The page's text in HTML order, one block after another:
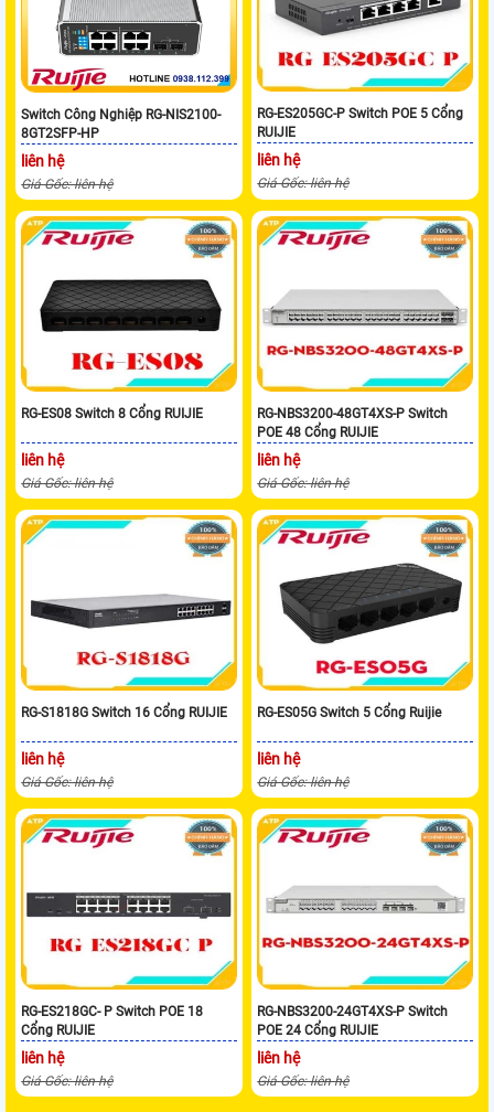
Switch Công Nghiệp RG-NIS2100-
8GT2SFP-HP
liên hệ
Giá Gốc: liên hệ
RG-ES205GC-P Switch POE 5 Cổng
RUIJIE
liên hệ
Giá Gốc: liên hệ
RG-ES08 Switch 8 Cổng RUIJIE
liên hệ
Giá Gốc: liên hệ
RG-NBS3200-48GT4XS-P Switch
POE 48 Cổng RUIJIE
liên hệ
Giá Gốc: liên hệ
RG-S1818G Switch 16 Cổng RUIJIE
liên hệ
Giá Gốc: liên hệ
RG-ES05G Switch 5 Cổng Ruijie
liên hệ
Giá Gốc: liên hệ
RG-ES218GC- P Switch POE 18
Cổng RUIJIE
liên hệ
Giá Gốc: liên hệ
RG-NBS3200-24GT4XS-P Switch
POE 24 Cổng RUIJIE
liên hệ
Giá Gốc: liên hệ